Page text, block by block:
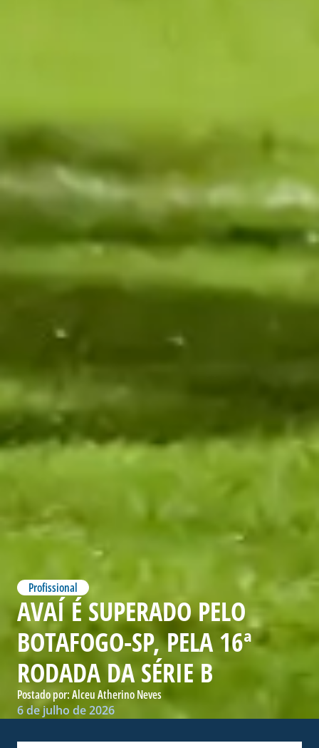
Profissional
AVAÍ É SUPERADO PELO
BOTAFOGO-SP, PELA 16ª
RODADA DA SÉRIE B
Postado por:Alceu Atherino Neves
6 de julho de 2026